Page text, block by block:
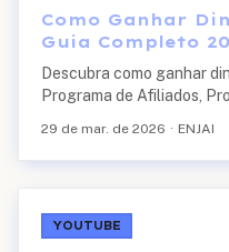
Como Ganhar
Guia Completo
Descubra como ganhar
Programa de Afiliados,
29 de mar. de 2026 · ENJAI
YOUTUBE